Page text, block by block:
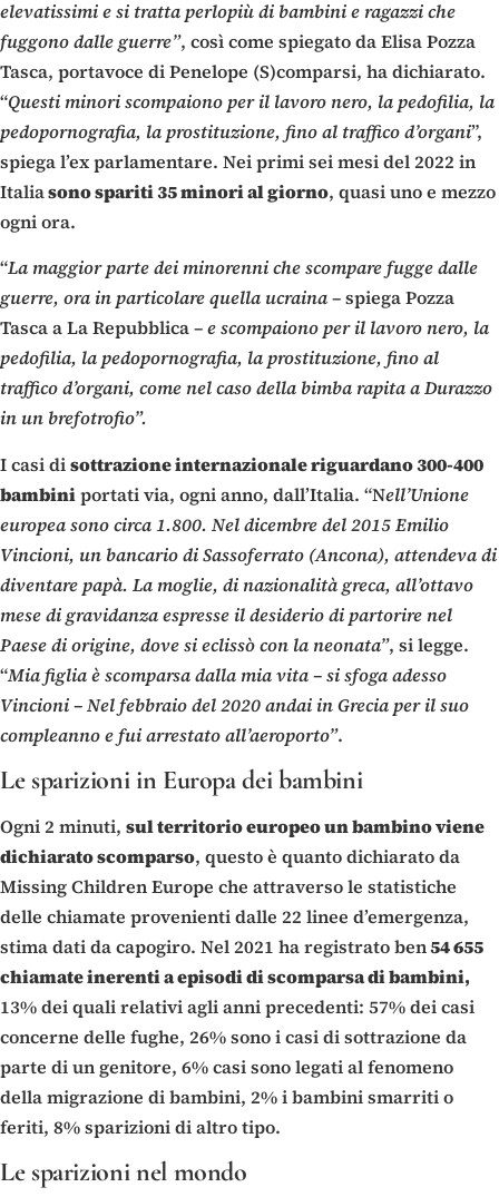
elevatissimi e si tratta perlopiù di bambini e ragazzi che
fuggono dalle guerre”, così come spiegato da Elisa Pozza
Tasca, portavoce di Penelope (S)comparsi, ha dichiarato.
“Questi minori scompaiono per il lavoro nero, la pedofilia, la
pedopornografia, la prostituzione, fino al traffico d’organi”,
spiega l’ex parlamentare. Nei primi sei mesi del 2022 in
Italiasono spariti 35 minori al giorno, quasi uno e mezzo
ogni ora.
“La maggior parte dei minorenni che scompare fugge dalle
guerre, ora in particolare quella ucraina– spiega Pozza
Tasca a La Repubblica –e scompaiono per il lavoro nero, la
pedofilia, la pedopornografia, la prostituzione, fino al
traffico d’organi, come nel caso della bimba rapita a Durazzo
in un brefotrofio”.
I casi disottrazione internazionale riguardano 300-400
bambiniportati via, ogni anno, dall’Italia. “Nell’Unione
europea sono circa 1.800. Nel dicembre del 2015 Emilio
Vincioni, un bancario di Sassoferrato (Ancona), attendeva di
diventare papà. La moglie, di nazionalità greca, all’ottavo
mese di gravidanza espresse il desiderio di partorire nel
Paese di origine, dove si eclissò con la neonata”, si legge.
“Mia figlia è scomparsa dalla mia vita – si sfoga adesso
Vincioni – Nel febbraio del 2020 andai in Grecia per il suo
compleanno e fui arrestato all’aeroporto”.
Le sparizioni in Europa dei bambini
Ogni 2 minuti, sul territorio europeo un bambino viene
dichiarato scomparso, questo è quanto dichiarato da
Missing Children Europe che attraverso le statistiche
delle chiamate provenienti dalle 22 linee d’emergenza,
stima dati da capogiro. Nel 2021 ha registrato ben54 655
chiamate inerenti a episodi di scomparsa di bambini,
13% dei quali relativi agli anni precedenti: 57% dei casi
concerne delle fughe, 26% sono i casi di sottrazione da
parte di un genitore, 6% casi sono legati al fenomeno
della migrazione di bambini, 2% i bambini smarriti o
feriti, 8% sparizioni di altro tipo.
Le sparizioni nel mondo